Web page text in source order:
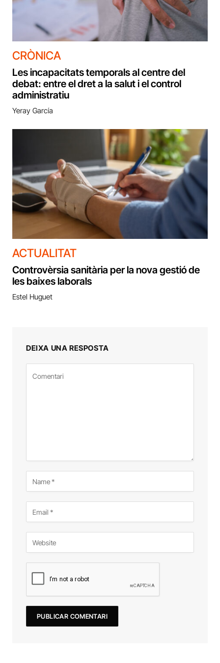
CRÒNICA
Les incapacitats temporals al centre del
debat: entre el dret a la salut i el control
administratiu
Yeray García
ACTUALITAT
Controvèrsia sanitària per la nova gestió de
les baixes laborals
Estel Huguet
DEIXA UNA RESPOSTA